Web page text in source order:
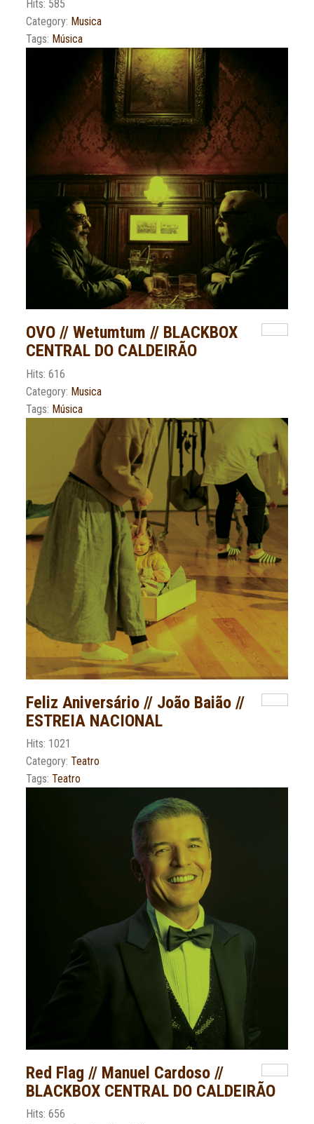
Hits: 585
Category: Musica
Tags: Música
OVO // Wetumtum // BLACKBOX
CENTRAL DO CALDEIRÃO
Hits: 616
Category: Musica
Tags: Música
Feliz Aniversário // João Baião //
ESTREIA NACIONAL
Hits: 1021
Category:Teatro
Tags:Teatro
Red Flag // Manuel Cardoso //
BLACKBOX CENTRAL DO CALDEIRÃO
Hits: 656